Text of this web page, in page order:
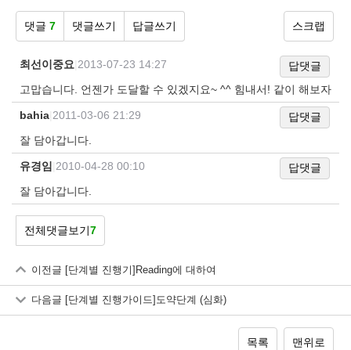
댓글 7 댓글쓰기 답글쓰기 스크랩
최선이중요 2013-07-23 14:27
답댓글
고맙습니다. 언젠가 도달할 수 있겠지요~ ^^ 힘내서! 같이 해보자
bahia 2011-03-06 21:29
답댓글
잘 담아갑니다.
유경임 2010-04-28 00:10
답댓글
잘 담아갑니다.
전체댓글보기7
이전글 [단계별 진행기]Reading에 대하여
다음글 [단계별 진행가이드]도약단계 (심화)
목록 맨위로